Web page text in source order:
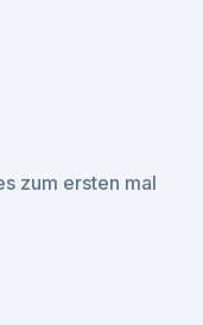
zum ersten mal